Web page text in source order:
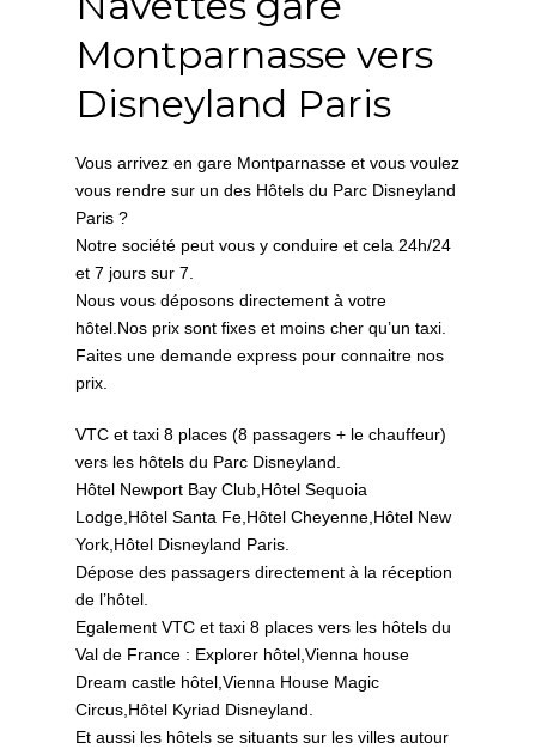
Montparnasse vers
Disneyland Paris
Vous arrivez en gare Montparnasse et vous voulez
vous rendre sur un des Hôtels du Parc Disneyland
Paris ?
Notre société peut vous y conduire et cela 24h/24
et 7 jours sur 7.
Nous vous déposons directement à votre
hôtel.Nos prix sont fixes et moins cher qu’un taxi.
Faites une demande express pour connaitre nos
prix.
VTC et taxi 8 places (8 passagers + le chauffeur)
vers les hôtels du Parc Disneyland.
Hôtel Newport Bay Club,Hôtel Sequoia
Lodge,Hôtel Santa Fe,Hôtel Cheyenne,Hôtel New
York,Hôtel Disneyland Paris.
Dépose des passagers directement à la réception
de l’hôtel.
Egalement VTC et taxi 8 places vers les hôtels du
Val de France : Explorer hôtel,Vienna house
Dream castle hôtel,Vienna House Magic
Circus,Hôtel Kyriad Disneyland.
Et aussi les hôtels se situants sur les villes autour